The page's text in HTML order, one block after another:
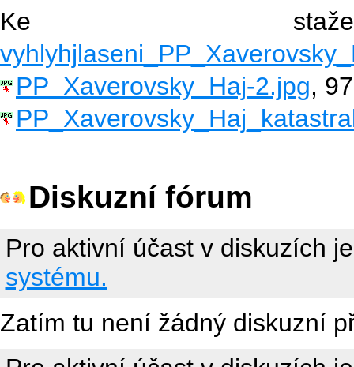
Ke
PP_Xaverovsky_Haj-2.jpg,
Diskuzní fórum
Pro aktivní účast v diskuzích
systému.
Zatím tu není žádný diskuzní